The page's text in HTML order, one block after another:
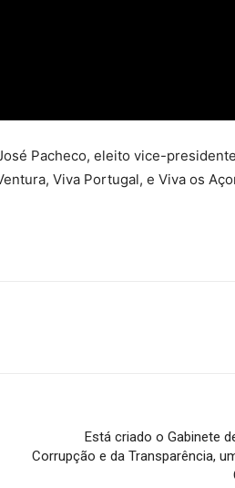
Pacheco, eleito vice-
Viva Portugal, e Viva os
Está criado o Gabinete
Corrupção e da Transparência,